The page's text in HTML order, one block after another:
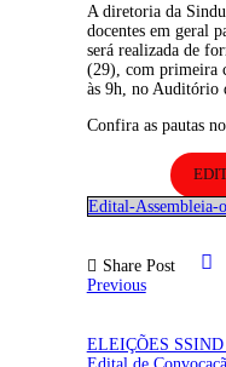
A diretoria da
docentes em geral
será realizada de
(29), com primeira
às 9h, no Auditório
Confira as pautas
Edital-Assembleia-
Share Post
Previous
ELEIÇÕES SSIND